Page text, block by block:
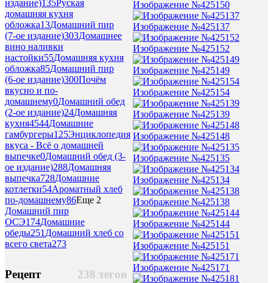
издание)135Руская
домашняя кухня
обложка13Домашний пир
(7-ое издание)303Домашнее
вино наливки
настойки55Домашняя кухня
обложка85Домашний пир
(6-ое издание)300Почём
вкусно и по-
домашнему0Домашний обед
(2-ое издание)24Домашняя
кухня4544Домашние
гамбургеры125Энциклопедия
вкуса - Всё о домашней
выпечке0Домашний обед (3-
ое издание)288Домашняя
выпечка728Домашние
котлетки54Ароматный хлеб
по-домашнему86Еще 2
Домашний пир
ОСЭ174Домашние
обеды251Домашний хлеб со
всего света273
238 тегов
Рецепт
Изображение №425150
Изображение №425137
Изображение №425152
Изображение №425149
Изображение №425154
Изображение №425139
Изображение №425148
Изображение №425135
Изображение №425134
Изображение №425138
Изображение №425144
Изображение №425151
Изображение №425171